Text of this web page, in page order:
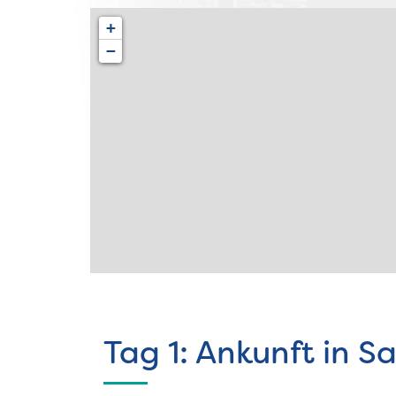
+
−
Tag 1: Ankunft in